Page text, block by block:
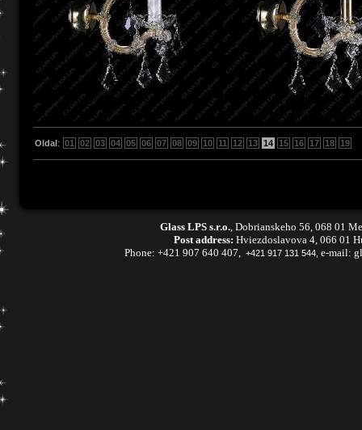
Oldal: 01 02 03 04 05 06 07 08 09 10 11 12 13 14 15 16 17 18 19
Glass LPS s.r.o., Dobrianskeho 56, 068 01
Post address: Hviezdoslavova 4, 066 01
Phone: +421 907 640 407, +421 917 131 544, e-mail: